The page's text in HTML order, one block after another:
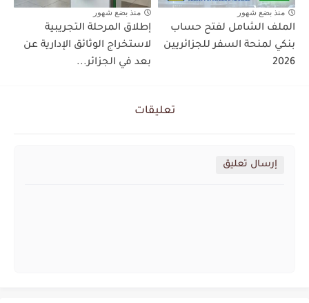
منذ بضع شهور
الملف الشامل لفتح حساب
بنكي لمنحة السفر للجزائريين
2026
منذ بضع شهور
إطلاق المرحلة التجريبية
لاستخراج الوثائق الإدارية عن
بعد في الجزائر...
تعليقات
إرسال تعليق